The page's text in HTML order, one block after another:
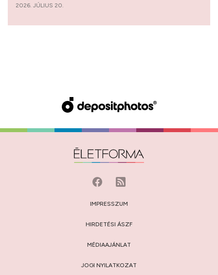
2026. JÚLIUS 20.
IMPRESSZUM
HIRDETÉSI ÁSZF
MÉDIAAJÁNLAT
JOGI NYILATKOZAT